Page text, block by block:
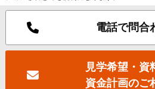
電話で問合
見学希望・資
資金計画のご